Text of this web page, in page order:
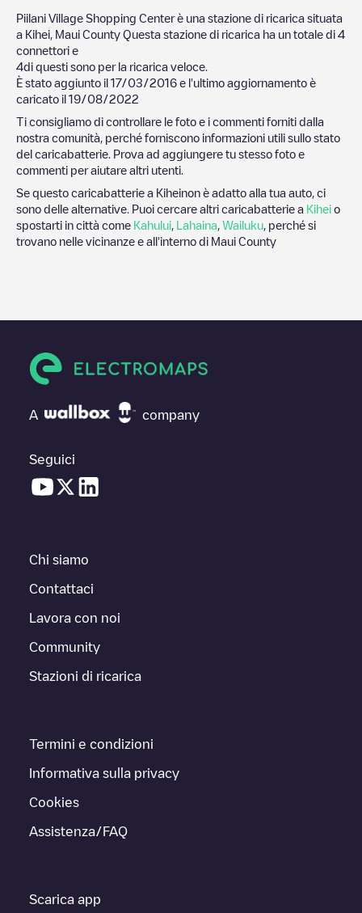
Piilani Village Shopping Centerè una stazione di ricarica situata
a Kihei Maui County Questa stazione di ricarica ha un totale di 4
connettori e
4di questi sono per la ricarica veloce.
È stato aggiunto il 17/03/2016 e l'ultimo aggiornamento è
caricato il 19/08/2022
Ti consigliamo di controllare le foto e i commenti forniti dalla
nostra comunità, perché forniscono informazioni utili sullo stato
del caricabatterie. Prova ad aggiungere tu stesso foto e
commenti per aiutare altri utenti.
Se questo caricabatterie a Kiheinon è adatto alla tua auto, ci
sono delle alternative. Puoi cercare altri caricabatterie a Kihei o
spostarti in città come Kahului Lahaina Wailuku , perché si
trovano nelle vicinanze e all'interno di Maui County
A company
Seguici
Chi siamo
Contattaci
Lavora con noi
Community
Stazioni di ricarica
Termini e condizioni
Informativa sulla privacy
Cookies
Assistenza/FAQ
Scarica app